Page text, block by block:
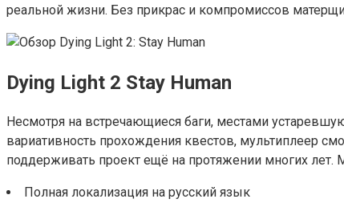
реальной жизни. Без прикрас и компромиссов
Dying Light 2 Stay Human
Несмотря на встречающиеся баги, местами
вариативность прохождения квестов, мультиплеер
поддерживать проект ещё на протяжении многих
Полная локализация на русский язык